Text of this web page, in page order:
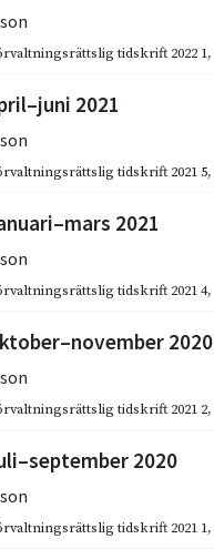
tidskrift 2022 1,
2021
tidskrift 2021 5,
2021
tidskrift 2021 4,
2020
tidskrift 2021 2,
2020
tidskrift 2021 1,